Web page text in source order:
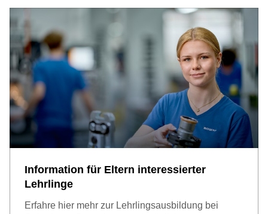
Information für Eltern interessierter
Lehrlinge
Erfahre hier mehr zur Lehrlingsausbildung bei